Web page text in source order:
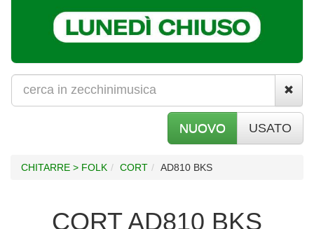
NUOVO USATO
CHITARRE > FOLK CORT AD810 BKS
CORT AD810 BKS